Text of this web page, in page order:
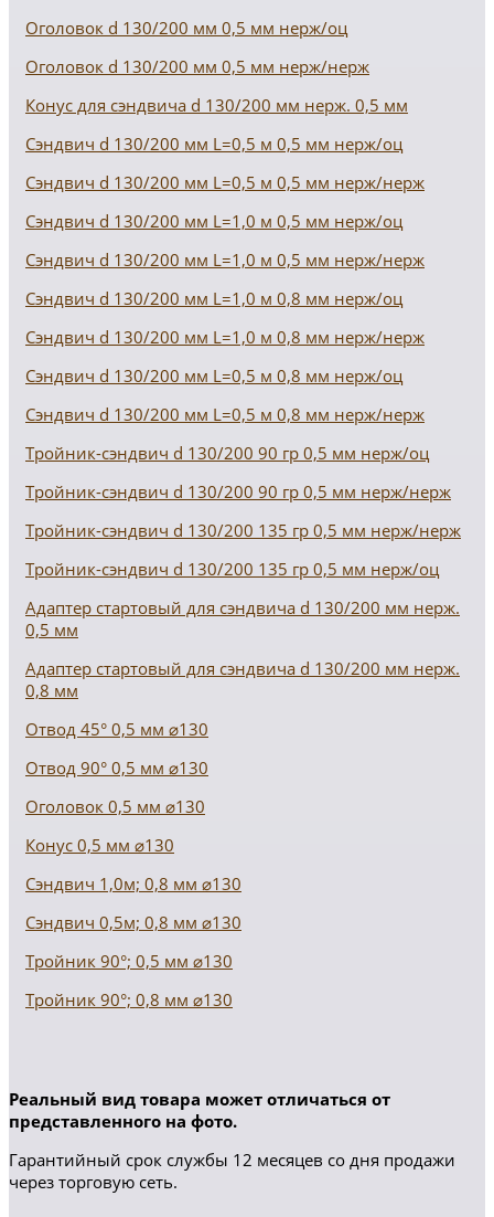
Оголовок d 130/200 мм 0,5 мм нерж/оц
Оголовок d 130/200 мм 0,5 мм нерж/нерж
Конус для сэндвича d 130/200 мм нерж. 0,5 мм
Сэндвич d 130/200 мм L=0,5 м 0,5 мм нерж/оц
Сэндвич d 130/200 мм L=0,5 м 0,5 мм нерж/нерж
Сэндвич d 130/200 мм L=1,0 м 0,5 мм нерж/оц
Сэндвич d 130/200 мм L=1,0 м 0,5 мм нерж/нерж
Сэндвич d 130/200 мм L=1,0 м 0,8 мм нерж/оц
Сэндвич d 130/200 мм L=1,0 м 0,8 мм нерж/нерж
Сэндвич d 130/200 мм L=0,5 м 0,8 мм нерж/оц
Сэндвич d 130/200 мм L=0,5 м 0,8 мм нерж/нерж
Тройник-сэндвич d 130/200 90 гр 0,5 мм нерж/оц
Тройник-сэндвич d 130/200 90 гр 0,5 мм нерж/нерж
Тройник-сэндвич d 130/200 135 гр 0,5 мм нерж/нерж
Тройник-сэндвич d 130/200 135 гр 0,5 мм нерж/оц
Адаптер стартовый для сэндвича d 130/200 мм нерж.
0,5 мм
Адаптер стартовый для сэндвича d 130/200 мм нерж.
0,8 мм
Отвод 45° 0,5 мм ⌀130
Отвод 90° 0,5 мм ⌀130
Оголовок 0,5 мм ⌀130
Конус 0,5 мм ⌀130
Сэндвич 1,0м; 0,8 мм ⌀130
Сэндвич 0,5м; 0,8 мм ⌀130
Тройник 90°; 0,5 мм ⌀130
Тройник 90°; 0,8 мм ⌀130
Реальный вид товара может отличаться от
представленного на фото.
Гарантийный срок службы 12 месяцев со дня продажи
через торговую сеть.